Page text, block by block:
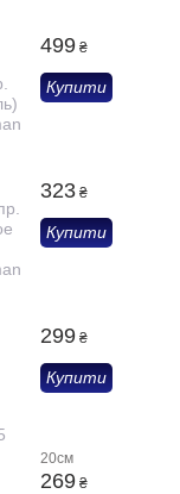
499 ₴
Купити
323 ₴
Купити
299 ₴
Купити
20см
269 ₴